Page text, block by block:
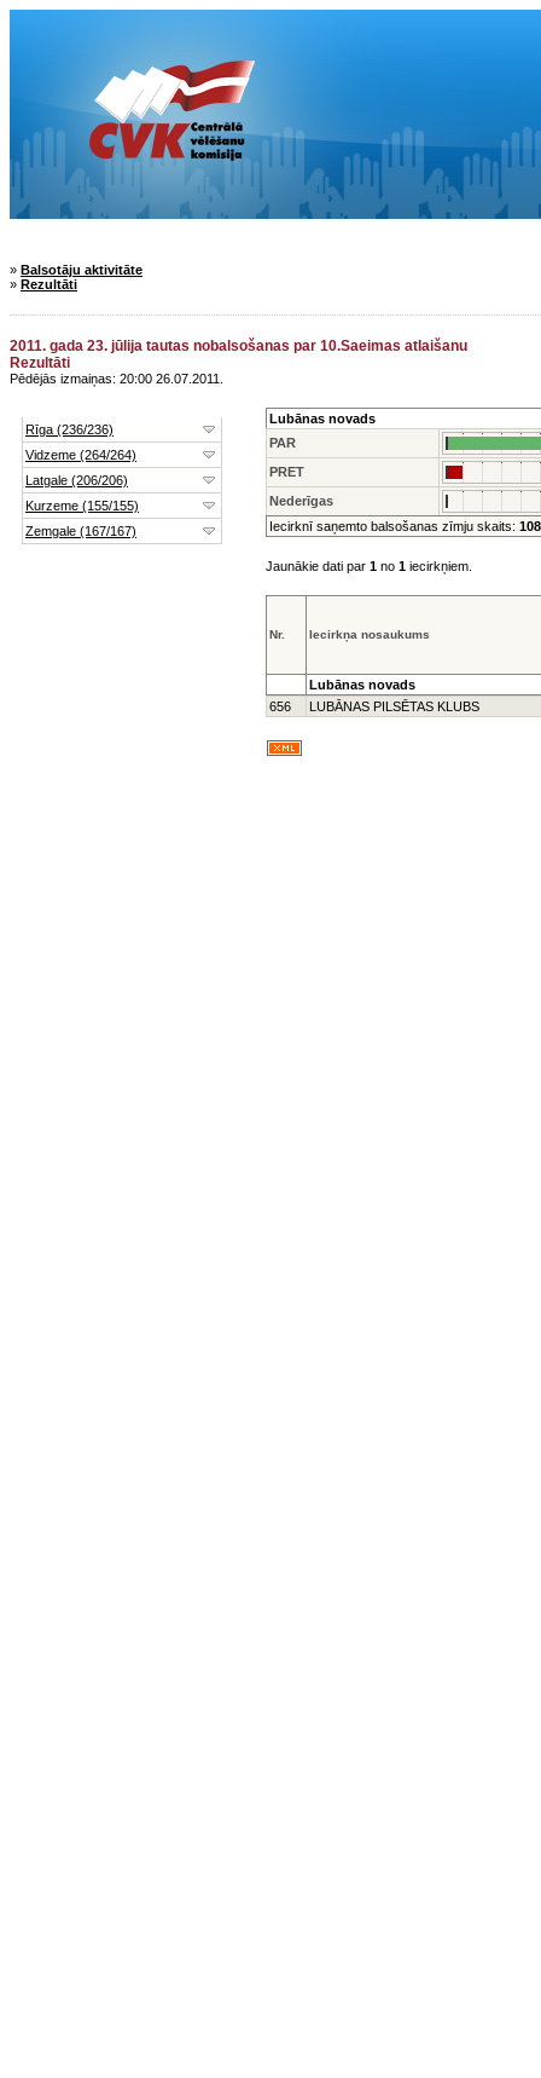
» Balsotāju aktivitāte
» Rezultāti
2011. gada 23. jūlija tautas nobalsošanas par 10.Saeimas atlaišanu
Rezultāti
Pēdējās izmaiņas: 20:00 26.07.2011.
Lubānas novads
PAR
PRET
Nederīgas
Iecirknī saņemto balsošanas zīmju skaits:
Jaunākie dati par 1 no 1 iecirkņiem.
Nr. Iecirkņa nosaukums
Lubānas novads
656
LUBĀNAS PILSĒTAS KLUBS